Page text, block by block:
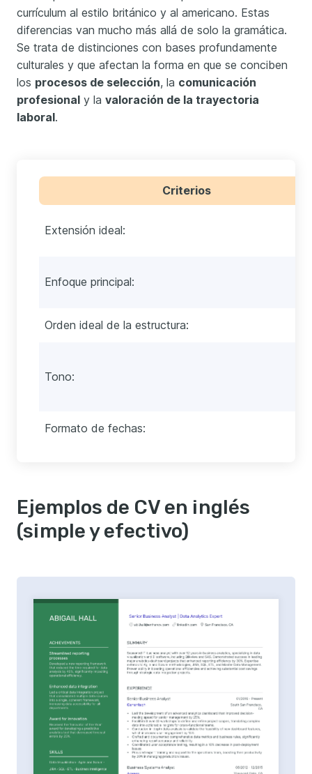
currículum al estilo británico y al americano. Estas
diferencias van mucho más allá de solo la gramática.
Se trata de distinciones con bases profundamente
culturales y que afectan la forma en que se conciben
los procesos de selección, la comunicación
profesional y la valoración de la trayectoria
laboral.
Criterios
Extensión ideal:
Enfoque principal:
Orden ideal de la estructura:
Tono:
Formato de fechas:
Ejemplos de CV en inglés
(simple y efectivo)